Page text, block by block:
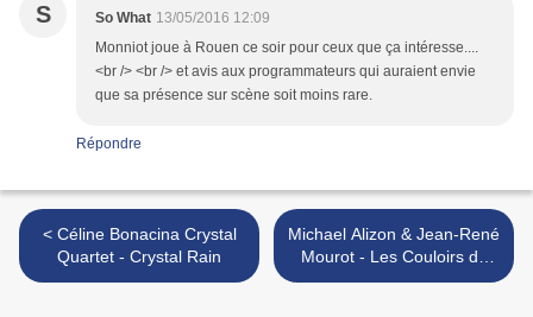
S So What 13/05/2016 12:09
Monniot joue à Rouen ce soir pour ceux que ça intéresse....
<br /> <br /> et avis aux programmateurs qui auraient envie
que sa présence sur scène soit moins rare.
Répondre
< Céline Bonacina Crystal
Quartet - Crystal Rain
Michael Alizon & Jean-René
Mourot - Les Couloirs du
Temps >